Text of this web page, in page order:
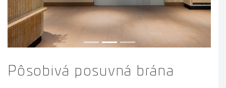
Pôsobivá posuvná brána